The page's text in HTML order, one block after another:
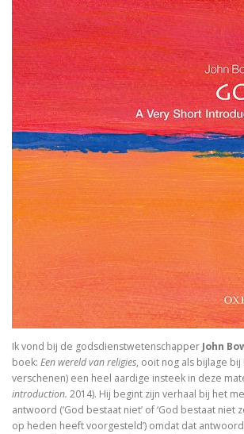
In Praise
Bruiloft (I, II) Preken
Philosophy of Religion in the
Troost in filosofie
Mag ik?
God. A Very Short Introduction
Bardot, Fallaci, Houellebecq en
Allesomvattende
Meursault: contre-enquête
Tegenwoordigheid van geest
Ecce
Ik vond bij de godsdienstwetenschapper John
boek: Een wereld van religies, ooit nog als bijlage bij
verschenen) een heel aardige insteek in deze
introduction. 2014). Hij begint zijn verhaal bij het
antwoord (‘God bestaat niet’ of ‘God bestaat niet
op heden heeft voorgesteld’) omdat dat